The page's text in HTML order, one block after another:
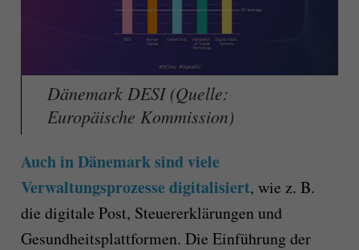
Dänemark DESI (Quelle:
Europäische Kommission)
Auch in Dänemark sind viele
Verwaltungsprozesse digitalisiert, wie z. B.
die digitale Post, Steuererklärungen und
Gesundheitsplattformen. Die Einführung der